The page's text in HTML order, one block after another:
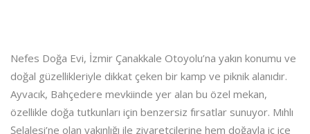
Nefes Doğa Evi, İzmir Çanakkale Otoyolu’na yakın konumu ve
doğal güzellikleriyle dikkat çeken bir kamp ve piknik alanıdır.
Ayvacık, Bahçedere mevkiinde yer alan bu özel mekan,
özellikle doğa tutkunları için benzersiz fırsatlar sunuyor. Mıhlı
Şelalesi’ne olan yakınlığı ile ziyaretçilerine hem doğayla iç içe